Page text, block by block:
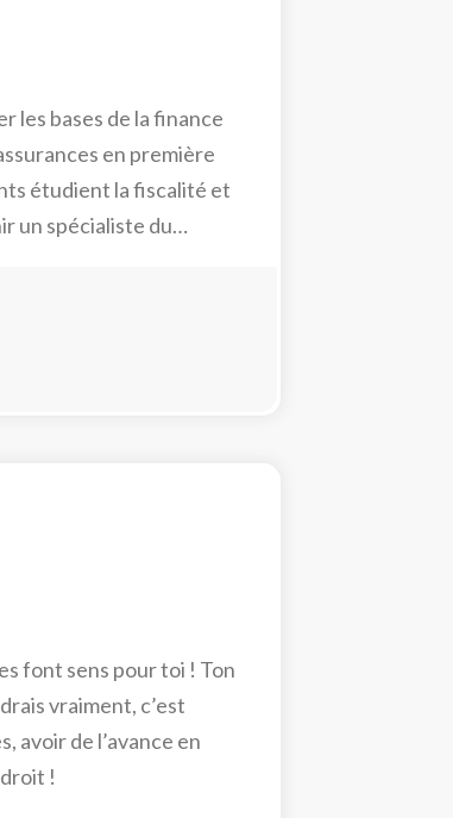
les bases de la finance
en première
étudient la fiscalité et
un spécialiste du
font sens pour toi ! Ton
vraiment, c’est
avoir de l’avance en
!